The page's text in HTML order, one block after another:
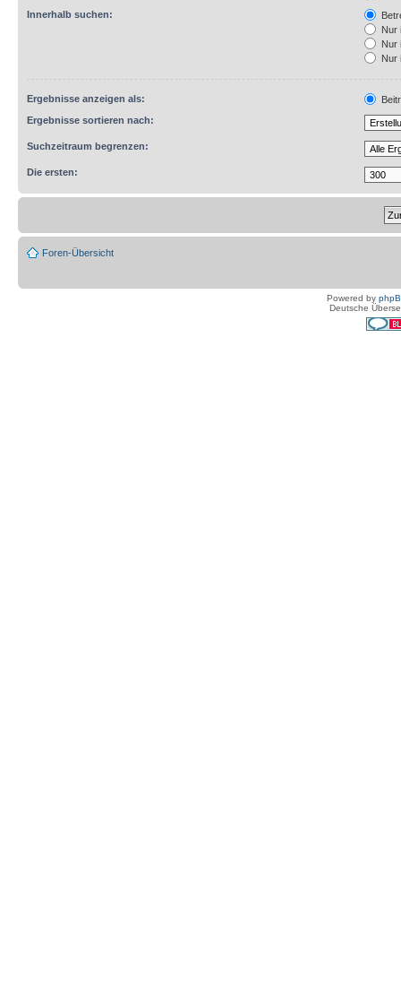
Innerhalb suchen:
Nur
Nur
Nur
Ergebnisse anzeigen als:
Ergebnisse sortieren nach:
Suchzeitraum begrenzen:
Die ersten:
Foren-Übersicht
Powered by
Deutsche